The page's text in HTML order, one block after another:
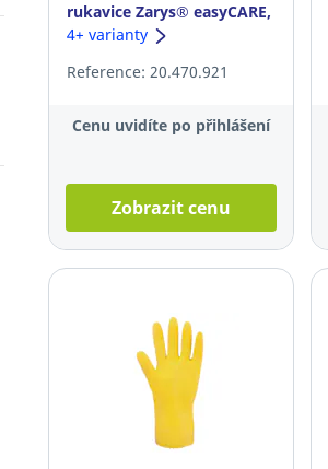
rukavice Zarys® easyCARE,
velikost L, 100ks
4+ varianty
Reference: 20.470.921
Cenu uvidíte po přihlášení
Zobrazit cenu